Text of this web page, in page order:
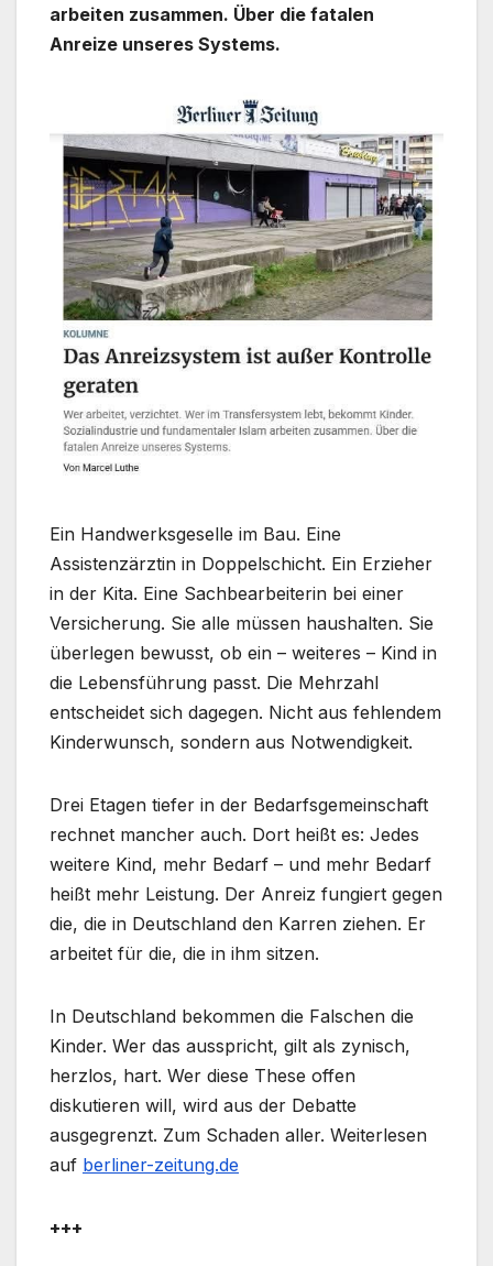
arbeiten zusammen. Über die fatalen
Anreize unseres Systems.
Ein Handwerksgeselle im Bau. Eine
Assistenzärztin in Doppelschicht. Ein Erzieher
in der Kita. Eine Sachbearbeiterin bei einer
Versicherung. Sie alle müssen haushalten. Sie
überlegen bewusst, ob ein – weiteres – Kind in
die Lebensführung passt. Die Mehrzahl
entscheidet sich dagegen. Nicht aus fehlendem
Kinderwunsch, sondern aus Notwendigkeit.
Drei Etagen tiefer in der Bedarfsgemeinschaft
rechnet mancher auch. Dort heißt es: Jedes
weitere Kind, mehr Bedarf – und mehr Bedarf
heißt mehr Leistung. Der Anreiz fungiert gegen
die, die in Deutschland den Karren ziehen. Er
arbeitet für die, die in ihm sitzen.
In Deutschland bekommen die Falschen die
Kinder. Wer das ausspricht, gilt als zynisch,
herzlos, hart. Wer diese These offen
diskutieren will, wird aus der Debatte
ausgegrenzt. Zum Schaden aller. Weiterlesen
auf berliner-zeitung.de
+++